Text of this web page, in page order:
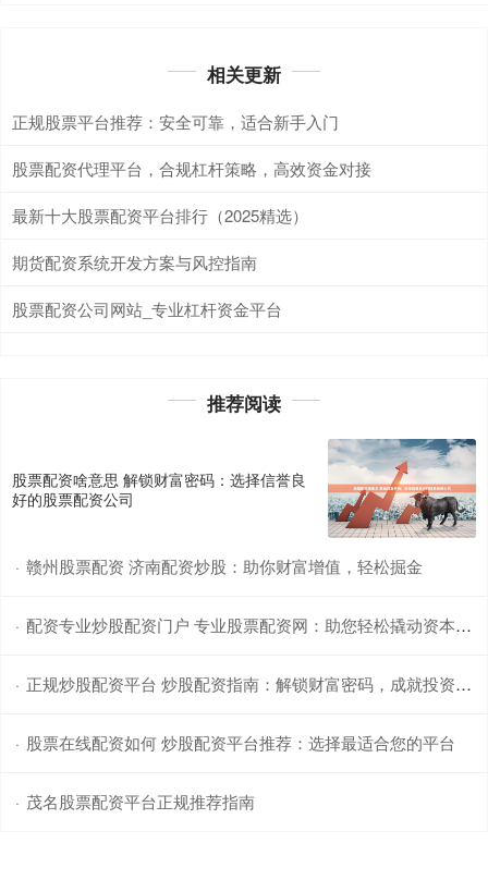
相关更新
正规股票平台推荐：安全可靠，适合新手入门
股票配资代理平台，合规杠杆策略，高效资金对接
最新十大股票配资平台排行（2025精选）
期货配资系统开发方案与风控指南
股票配资公司网站_专业杠杆资金平台
推荐阅读
股票配资啥意思 解锁财富密码：选择信誉良
好的股票配资公司
· 赣州股票配资 济南配资炒股：助你财富增值，轻松掘金
· 配资专业炒股配资门户 专业股票配资网：助您轻松撬动资本杠杆
· 正规炒股配资平台 炒股配资指南：解锁财富密码，成就投资梦想
· 股票在线配资如何 炒股配资平台推荐：选择最适合您的平台
· 茂名股票配资平台正规推荐指南